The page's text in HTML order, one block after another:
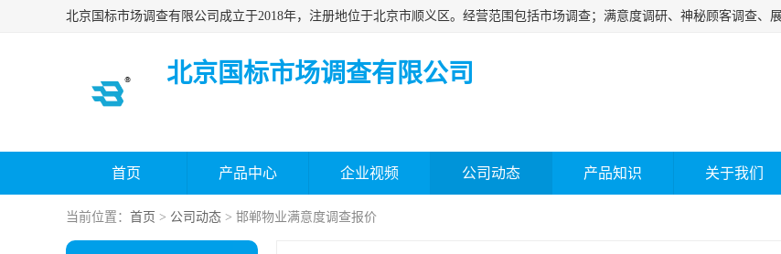
北京国标市场调查有限公司
首页 产品中心 企业视频 公司动态 产品知识 关于我们
当前位置： 首页 > 公司动态 > 邯郸物业满意度调查报价